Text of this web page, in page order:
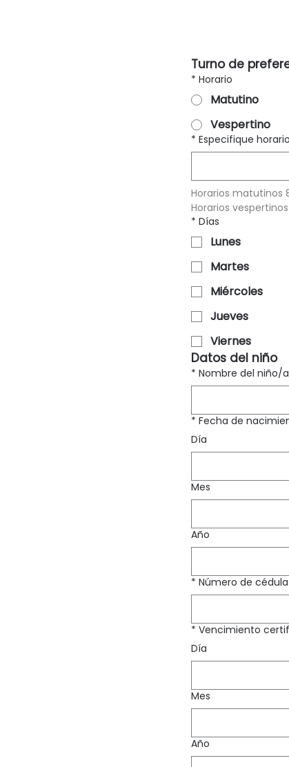
Turno de
* Horario
Matutino
Vespertino
* Especifique
Horarios matutinos
Horarios vespertinos
* Días
Lunes
Martes
Miércoles
Jueves
Viernes
Datos del niño
* Nombre del niño/a
* Fecha de
Día
Mes
Año
* Número de cédula
* Vencimiento
Día
Mes
Año